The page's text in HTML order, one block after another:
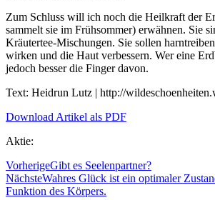
Zum Schluss will ich noch die Heilkraft der
sammelt sie im Frühsommer) erwähnen. Sie
Kräutertee-Mischungen. Sie sollen
wirken und die Haut verbessern. Wer eine
jedoch besser die Finger davon.
Text: Heidrun Lutz | http://
Download Artikel als PDF
Aktie:
VorherigeGibt es Seelenpartner?
NächsteWahres Glück ist ein optimaler
Funktion des Körpers.